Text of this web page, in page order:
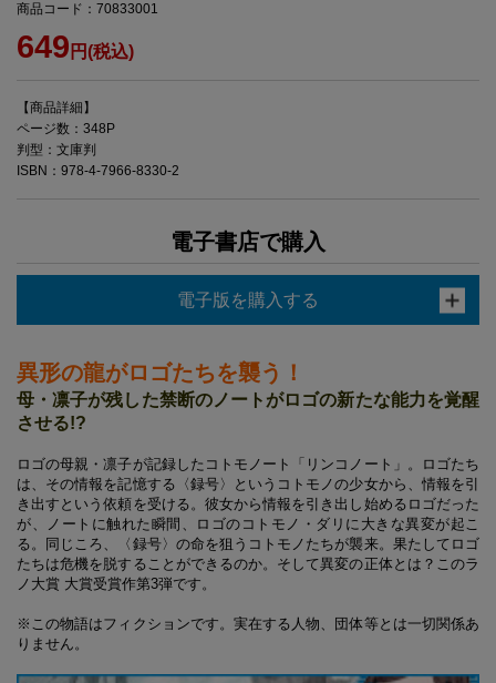
商品コード：70833001
649 円(税込)
【商品詳細】
ページ数：348P
判型：文庫判
ISBN：978-4-7966-8330-2
電子書店で購入
電子版を購入する
異形の龍がロゴたちを襲う！
母・凛子が残した禁断のノートがロゴの新たな能力を覚醒
させる!?
ロゴの母親・凛子が記録したコトモノート「リンコノート」。ロゴたち
は、その情報を記憶する〈録号〉というコトモノの少女から、情報を引
き出すという依頼を受ける。彼女から情報を引き出し始めるロゴだった
が、ノートに触れた瞬間、ロゴのコトモノ・ダリに大きな異変が起こ
る。同じころ、〈録号〉の命を狙うコトモノたちが襲来。果たしてロゴ
たちは危機を脱することができるのか。そして異変の正体とは？このラ
ノ大賞 大賞受賞作第3弾です。
※この物語はフィクションです。実在する人物、団体等とは一切関係あ
りません。